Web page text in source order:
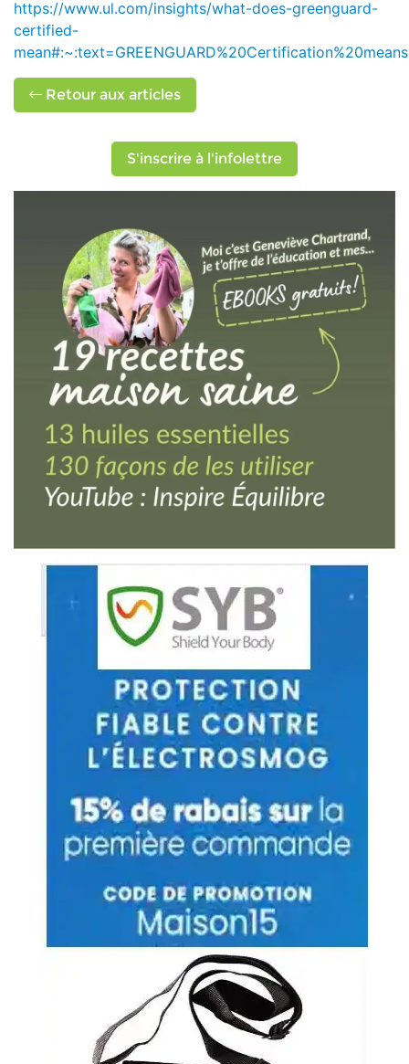
https://www.ul.com/insights/what-does-greenguard-
certified-
Retour aux articles
S'inscrire à l'infolettre